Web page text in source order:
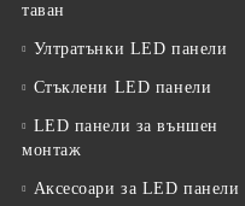
таван
Ултратънки LED панели
Стъклени LED панели
LED панели за външен
монтаж
Аксесоари за LED панели